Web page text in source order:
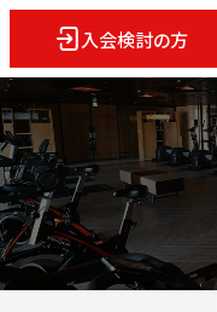
入会検討の方
ホーム
店舗検索